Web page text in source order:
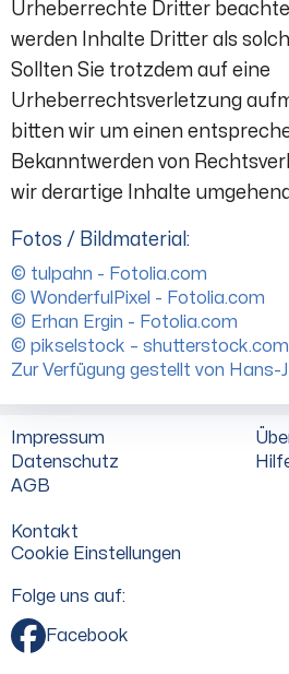
Urheberrechte Dritter
werden Inhalte Dritter als
Sollten Sie trotzdem auf eine
Urheberrechtsverletzung
bitten wir um einen
Bekanntwerden von
wir derartige Inhalte
Fotos / Bildmaterial:
© tulpahn - Fotolia.com
© WonderfulPixel - Fotolia.com
© Erhan Ergin - Fotolia.com
© pikselstock – shutterstock.com
Zur Verfügung gestellt von Hans-
Impressum
Datenschutz
AGB
Kontakt
Cookie Einstellungen
Folge uns auf:
Facebook